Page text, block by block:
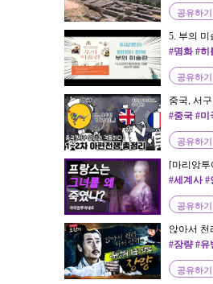
공유하기
5. 부의 미
#명화 #히
공유하기
중국, 서
#중국 #미
공유하기
[마리앙투
불편한 진
#세계사 #
여성 #대
공유하기
앉아서
초한지⑪
#장량 #유
공유하기